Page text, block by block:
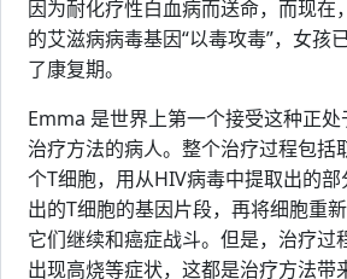
因为耐化疗性白血病而送命，而现在
的艾滋病病毒基因“以毒攻毒”，女孩
了康复期。
Emma 是世界上第一个接受这种正
治疗方法的病人。整个治疗过程包括
个T细胞，用从HIV病毒中提取出的
出的T细胞的基因片段，再将细胞重
它们继续和癌症战斗。但是，治疗过
出现高烧等症状，这都是治疗方法带